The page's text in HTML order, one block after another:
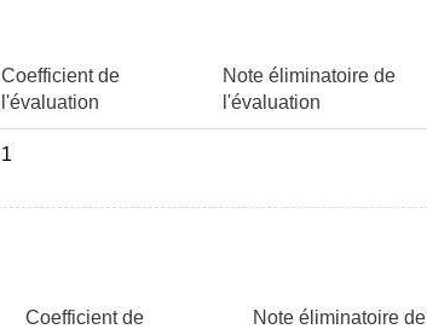
Coefficient de
l'évaluation
Note éliminatoire de
l'évaluation
1
Coefficient de
Note éliminatoire de